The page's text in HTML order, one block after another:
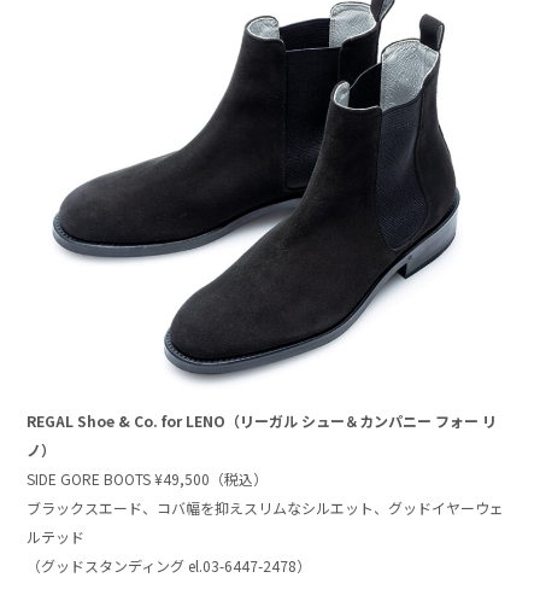
REGAL Shoe & Co. for LENO（リーガル シュー＆カンパニー フォー リ
ノ）
SIDE GORE BOOTS ¥49,500（税込）
ブラックスエード、コバ幅を抑えスリムなシルエット、グッドイヤーウェ
ルテッド
（グッドスタンディング el.03-6447-2478）